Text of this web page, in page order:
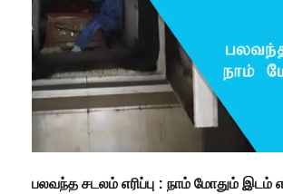
பலவந்த சடலம் எரிப்பு : நாம் மோதும் இடம்